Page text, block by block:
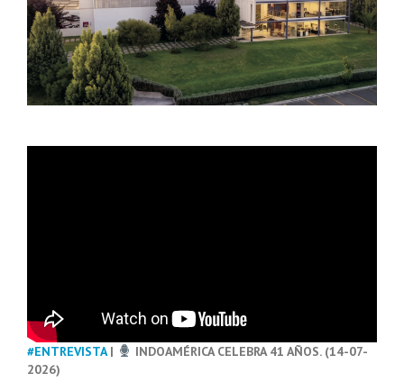
#ENTREVISTA|
INDOAMÉRICA CELEBRA 41 AÑOS. (14-07-
2026)